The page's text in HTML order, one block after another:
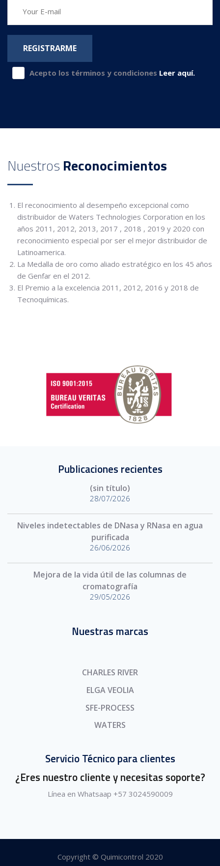
Acepto los términos y condiciones Leer aquí.
Nuestros Reconocimientos
El reconocimiento al desempeño excepcional como
distribuidor de Waters Technologies Corporation en los
años 2011, 2012, 2013, 2017 , 2018 , 2019 y 2020 con
reconocimiento especial por ser el mejor distribuidor de
Latinoamerica.
La Medalla de oro como aliado estratégico en los 45 años
de Genfar en el 2012.
El Premio a la excelencia 2011, 2012, 2016 y 2018 de
Tecnoquímicas.
Publicaciones recientes
(sin título)
28/07/2026
Niveles indetectables de DNasa y RNasa en agua
purificada
26/06/2026
Mejora de la vida útil de las columnas de
cromatografía
29/05/2026
Nuestras marcas
CHARLES RIVER
ELGA VEOLIA
SFE-PROCESS
WATERS
Servicio Técnico para clientes
¿Eres nuestro cliente y necesitas soporte?
Línea en Whatsaap +57 3024590009
Copyright © Quimicontrol 2020